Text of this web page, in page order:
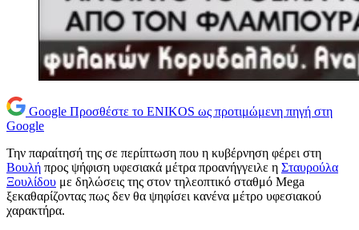
Google Προσθέστε το ENIKOS ως προτιμώμενη πηγή στη
Google
Την παραίτησή της σε περίπτωση που η κυβέρνηση φέρει στη
Βουλή προς ψήφιση υφεσιακά μέτρα προανήγγειλε η Σταυρούλα
Ξουλίδου με δηλώσεις της στον τηλεοπτικό σταθμό Mega
ξεκαθαρίζοντας πως δεν θα ψηφίσει κανένα μέτρο υφεσιακού
χαρακτήρα.